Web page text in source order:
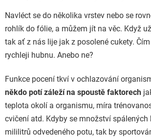
Navléct se do několika vrstev nebo se
rohlík do fólie, a můžem jít na věc. Když
tak ať z nás lije jak z posolené cukety.
rychleji hubnu. Anebo ne?
Funkce pocení tkví v ochlazování
někdo potí záleží na spoustě faktorech
teplota okolí a organismu, míra
cvičení atd. Kdyby se množství
mililitrů odvedeného potu, tak by